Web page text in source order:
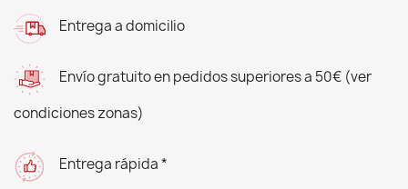
Entrega a domicilio
Envío gratuito en pedidos superiores a 50€ (ver
condiciones zonas)
Entrega rápida *